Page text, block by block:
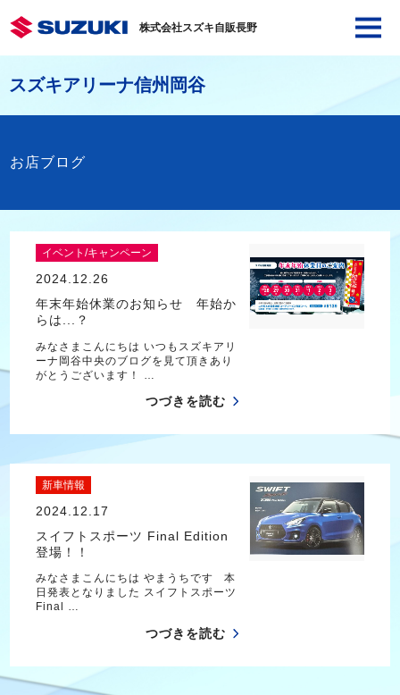
株式会社スズキ自販長野
スズキアリーナ信州岡谷
お店ブログ
イベント/キャンペーン
2024.12.26
年末年始休業のお知らせ 年始か
らは...？
みなさまこんにちは いつもスズキアリ
ーナ岡谷中央のブログを見て頂きあり
がとうございます！ …
つづきを読む
新車情報
2024.12.17
スイフトスポーツ Final Edition
登場！！
みなさまこんにちは やまうちです 本
日発表となりました スイフトスポーツ
Final …
つづきを読む